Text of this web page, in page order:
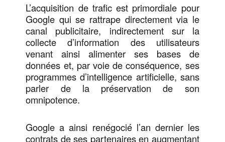
L’acquisition de trafic est primordiale pour
Google qui se rattrape directement via le
canal publicitaire, indirectement sur la
collecte d’information des utilisateurs
venant ainsi alimenter ses bases de
données et, par voie de conséquence, ses
programmes d’intelligence artificielle, sans
parler de la préservation de son
omnipotence.
Google a ainsi renégocié l’an dernier les
contrats de ses partenaires en augmentant